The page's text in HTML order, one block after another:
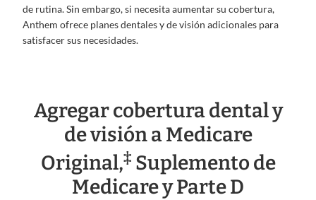
de rutina. Sin embargo, si necesita aumentar su cobertura,
Anthem ofrece planes dentales y de visión adicionales para
satisfacer sus necesidades.
Agregar cobertura dental y
de visión a Medicare
Original,‡ Suplemento de
Medicare y Parte D